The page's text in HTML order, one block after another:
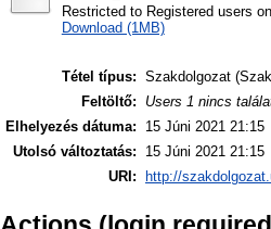
Restricted to Registered users
Download (1MB)
Tétel típus: Szakdolgozat
Feltöltő:
Users 1 nincs
Elhelyezés dátuma:
15 Júni 2021 21:15
Utolsó változtatás:
15 Júni 2021 21:15
URI:
http://